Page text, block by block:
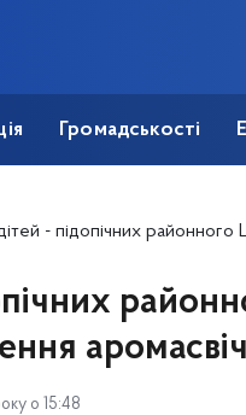
Громадськості
районного Центру соціальних служб провели майстер-клас із
о 15:48